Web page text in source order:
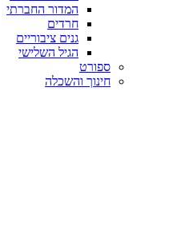
המדור החברתי
חרדים
גנים ציבוריים
הגיל השלישי
ספורט
חינוך והשכלה